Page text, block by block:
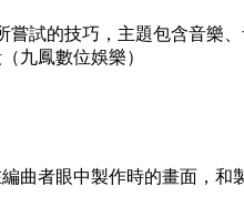
試的技巧，主題包含音樂
九鳳數位娛樂）
曲者眼中製作時的畫面，和